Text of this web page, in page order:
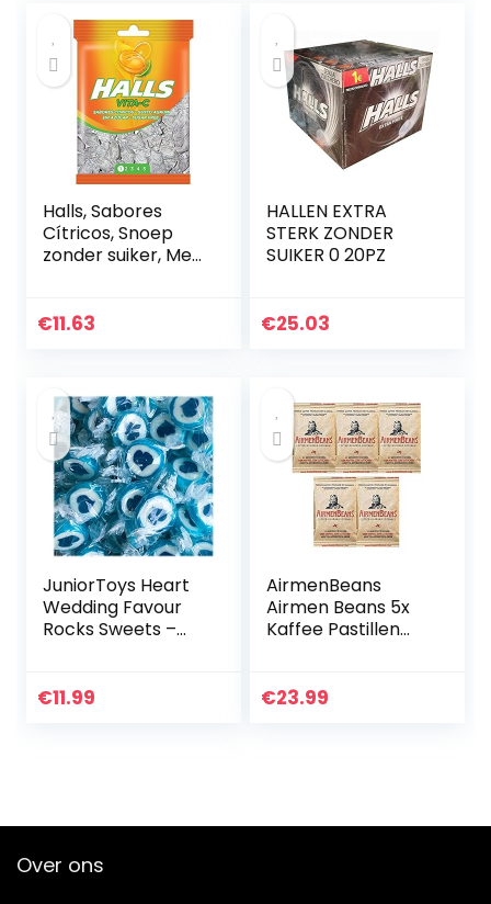
Halls, Sabores
Cítricos, Snoep
zonder suiker, Met
€11.63
HALLEN EXTRA
STERK ZONDER
SUIKER 0 20PZ
€25.03
JuniorToys Heart
Wedding Favour
Rocks Sweets –
500 g)
€11.99
AirmenBeans
Airmen Beans 5x
Kaffee Pastillen
€23.99
Over ons